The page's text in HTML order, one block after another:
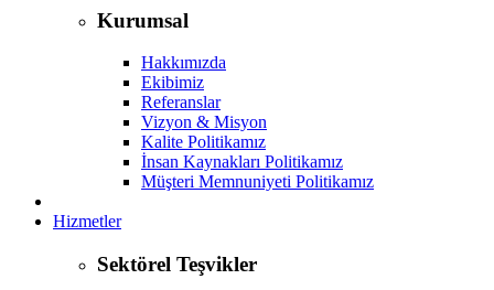
Kurumsal
Hakkımızda
Ekibimiz
Referanslar
Vizyon & Misyon
Kalite Politikamız
İnsan Kaynakları Politikamız
Müşteri Memnuniyeti Politikamız
Hizmetler
Sektörel Teşvikler